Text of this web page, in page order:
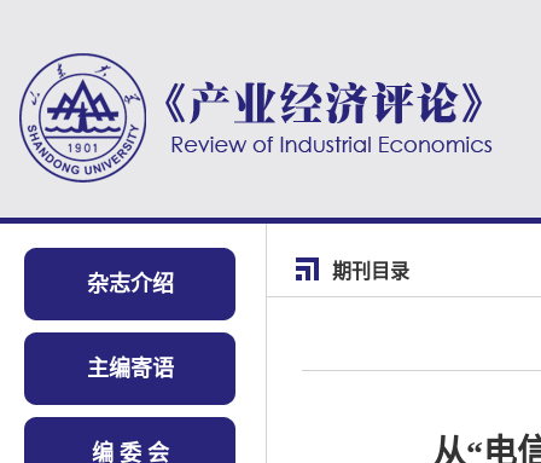
杂志介绍
主编寄语
编 委 会
期刊目录
从“电